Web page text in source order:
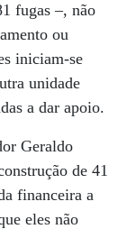
fugas –, não
ou
iniciam-se
unidade
a dar apoio.
Geraldo
de 41
financeira a
eles não